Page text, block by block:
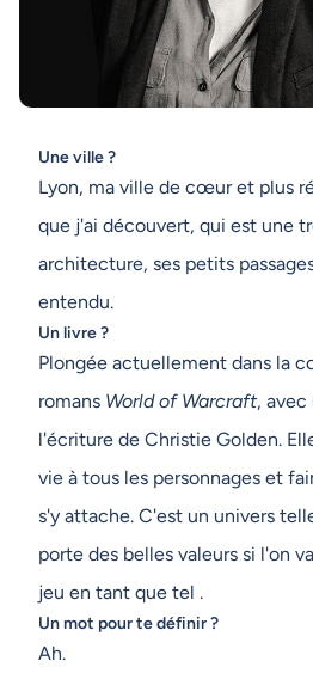
Une ville ?
Lyon, ma ville de cœur et plus
que j'ai découvert, qui est une
architecture, ses petits
entendu.
Un livre ?
Plongée actuellement dans la
romans World of Warcraft,
l'écriture de Christie Golden.
vie à tous les personnages et
s'y attache. C'est un univers
porte des belles valeurs si l'on
jeu en tant que tel .
Un mot pour te définir ?
Ah.